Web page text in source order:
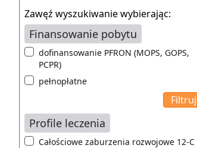
Zawęź wyszukiwanie wybierając:
Finansowanie pobytu
dofinansowanie PFRON (MOPS, GOPS,
PCPR)
pełnopłatne
Profile leczenia
Całościowe zaburzenia rozwojowe 12-C